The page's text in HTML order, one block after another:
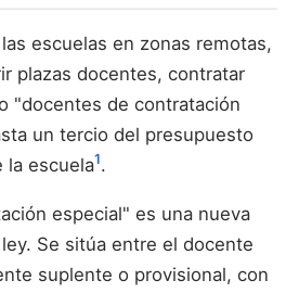
escuelas en zonas remotas,
plazas docentes, contratar
"docentes de contratación
un tercio del presupuesto
la escuela1.
especial" es una nueva
Se sitúa entre el docente
suplente o provisional, con